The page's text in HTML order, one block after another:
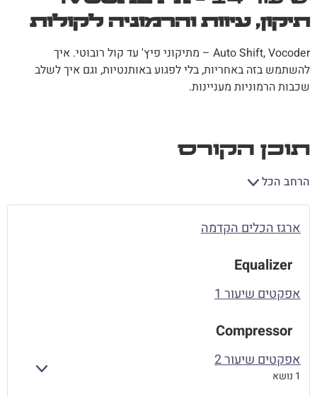
תיקון, עיוות והרמוניה לקולות
Auto Shift, Vocoder – מתיקוני פיץ' עד קול רובוטי. איך
להשתמש בזה באחריות, בלי לפגוע באותנטיות, וגם איך לשלב
שכבות הרמוניות מעניינות.
תוכן הקורס
הרחב הכל
ארגז הכלים הקדמה
Equalizer
אפקטים שיעור 1
Compressor
אפקטים שיעור 2
1 נושא